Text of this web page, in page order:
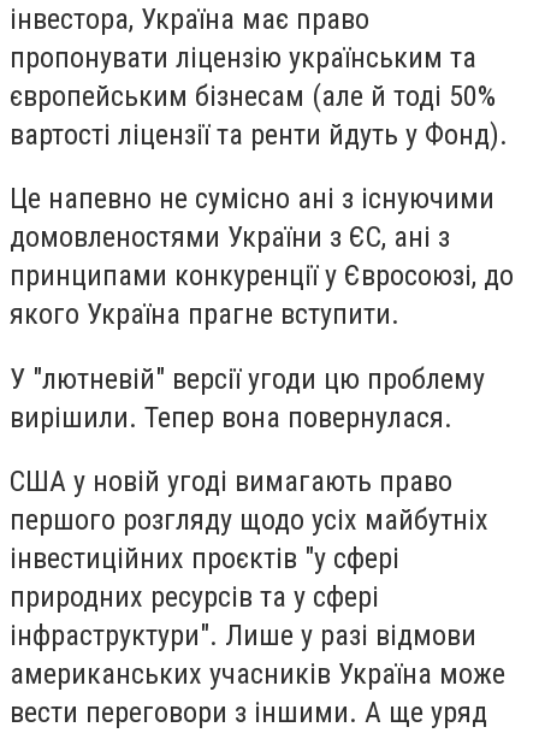
інвестора, Україна має право
пропонувати ліцензію українським та
європейським бізнесам (але й тоді 50%
вартості ліцензії та ренти йдуть у Фонд).
Це напевно не сумісно ані з існуючими
домовленостями України з ЄС, ані з
принципами конкуренції у Євросоюзі, до
якого Україна прагне вступити.
У "лютневій" версії угоди цю проблему
вирішили. Тепер вона повернулася.
США у новій угоді вимагають право
першого розгляду щодо усіх майбутніх
інвестиційних проєктів "у сфері
природних ресурсів та у сфері
інфраструктури". Лише у разі відмови
американських учасників Україна може
вести переговори з іншими. А ще уряд